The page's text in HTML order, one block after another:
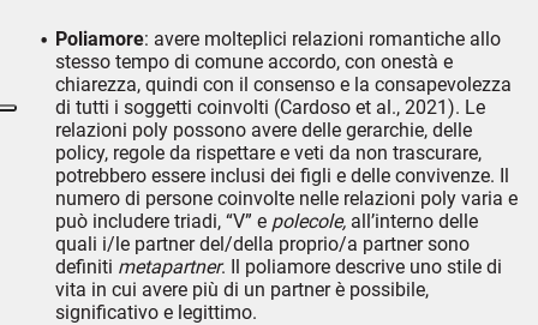
Poliamore: avere molteplici relazioni romantiche allo
stesso tempo di comune accordo, con onestà e
chiarezza, quindi con il consenso e la consapevolezza
di tutti i soggetti coinvolti (Cardoso et al., 2021). Le
relazioni poly possono avere delle gerarchie, delle
policy, regole da rispettare e veti da non trascurare,
potrebbero essere inclusi dei figli e delle convivenze. Il
numero di persone coinvolte nelle relazioni poly varia e
può includere triadi, “V” e polecole, all’interno delle
quali i/le partner del/della proprio/a partner sono
definiti metapartner. Il poliamore descrive uno stile di
vita in cui avere più di un partner è possibile,
significativo e legittimo.